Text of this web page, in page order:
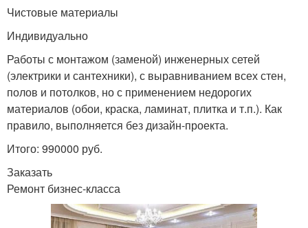
Чистовые материалы
Индивидуально
Работы с монтажом (заменой) инженерных сетей
(электрики и сантехники), с выравниванием всех стен,
полов и потолков, но с применением недорогих
материалов (обои, краска, ламинат, плитка и т.п.). Как
правило, выполняется без дизайн-проекта.
Итого: 990000 руб.
Заказать
Ремонт бизнес-класса